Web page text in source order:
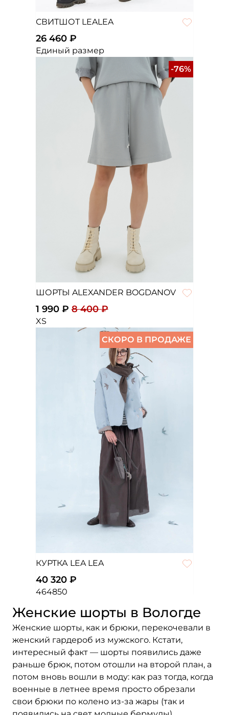
СВИТШОТ LEALEA
26 460 ₽
Единый размер
-76%
ШОРТЫ ALEXANDER BOGDANOV
1 990 ₽ 8 400 ₽
XS
СКОРО В ПРОДАЖЕ
КУРТКА LEA LEA
40 320 ₽
464850
Женские шорты в Вологде
Женские шорты, как и брюки, перекочевали в
женский гардероб из мужского. Кстати,
интересный факт — шорты появились даже
раньше брюк, потом отошли на второй план, а
потом вновь вошли в моду: как раз тогда, когда
военные в летнее время просто обрезали
свои брюки по колено из-за жары (так и